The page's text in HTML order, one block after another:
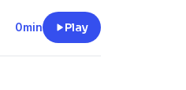
0min Play